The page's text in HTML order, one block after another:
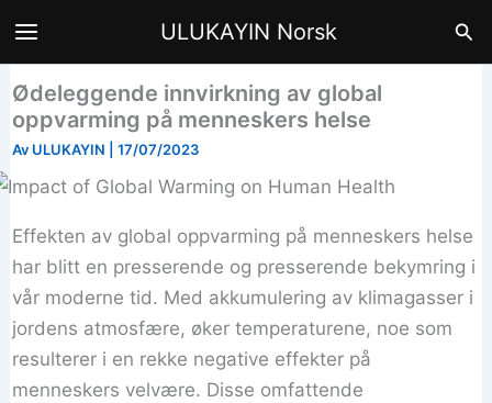
ULUKAYIN Norsk Søk
Ødeleggende innvirkning av global
oppvarming på menneskers helse
Av ULUKAYIN |17/07/2023
Effekten av global oppvarming på menneskers helse
har blitt en presserende og presserende bekymring i
vår moderne tid. Med akkumulering av klimagasser i
jordens atmosfære, øker temperaturene, noe som
resulterer i en rekke negative effekter på
menneskers velvære. Disse omfattende